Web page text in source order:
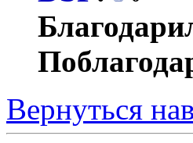
Вернуться